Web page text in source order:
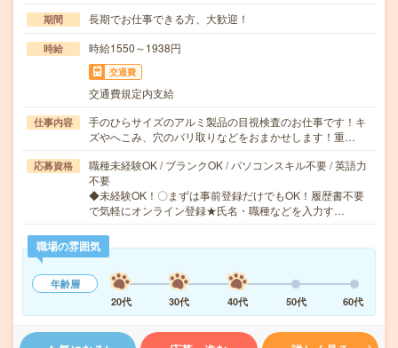
期間 長期でお仕事できる方、大歓迎！
時給 時給1550～1938円
交通費
交通費規定内支給
仕事内容
手のひらサイズのアルミ製品の目視検査のお仕事です！キ
ズやへこみ、穴のバリ取りなどをおまかせします！重…
応募資格
職種未経験OK / ブランクOK / パソコンスキル不要 / 英語力
不要
◆未経験OK！〇まずは事前登録だけでもOK！履歴書不要
で気軽にオンライン登録★氏名・職種などを入力す…
職場の雰囲気
年齢層
20代
30代 40代 50代 60代